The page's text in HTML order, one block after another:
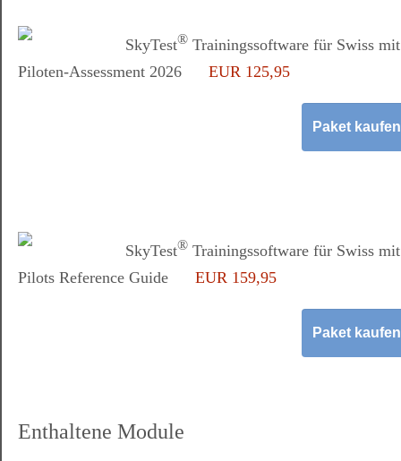
SkyTest® Trainingssoftware für Swiss mit
Piloten-Assessment 2026
EUR 125,95
SkyTest® Trainingssoftware für Swiss mit
Pilots Reference Guide
EUR 159,95
Enthaltene Module